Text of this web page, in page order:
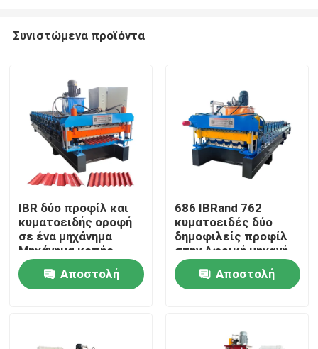
Σπίτι
Περίπου εμείς
Συνιστώμενα προϊόντα
IBR δύο προφίλ και
κυματοειδής οροφή
σε ένα μηχάνημα
Μηχάνημα κοπής
υψηλής ταχύτητας
παραγωγής
ακριβείας
Αποστολή
686 IBRand 762
κυματοειδές δύο
δημοφιλείς προφίλ
στην Αφρική μηχανή
διαμόρφωσης
φύλλων οροφής
Αποστολή